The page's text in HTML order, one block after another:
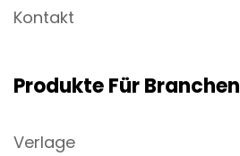
Kontakt
Produkte Für Branchen
Verlage